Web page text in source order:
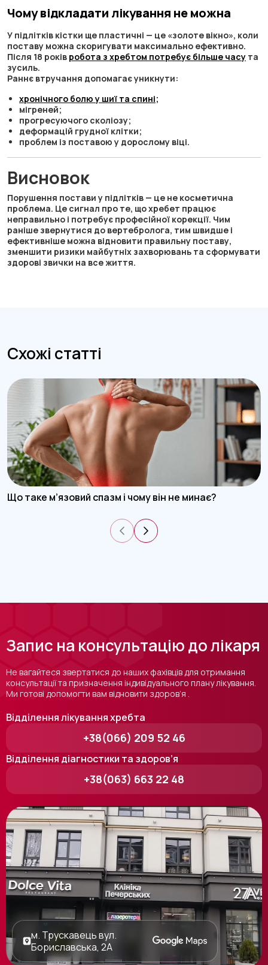
Чому відкладати лікування не можна
У підлітків кістки ще пластичні — це «золоте вікно», коли
поставу можна скоригувати максимально ефективно.
Після 18 років робота з хребтом потребує більше часу та
зусиль.
Раннє втручання допомагає уникнути:
хронічного болю у шиї та спині;
мігреней;
прогресуючого сколіозу;
деформацій грудної клітки;
проблем із поставою у дорослому віці.
Висновок
Порушення постави у підлітків — це не косметична
проблема. Це сигнал про те, що хребет працює
неправильно і потребує професійної корекції. Чим
раніше звернутися до вертебролога, тим швидше і
ефективніше можна відновити правильну поставу,
зменшити ризики майбутніх захворювань та сформувати
здорові звички на все життя.
Схожі статті
Що таке м’язовий спазм і чому він не минає?
Запис на консультацію до лікаря
Не вагайтеся звертатися до наших фахівців для отримання
консультації та призначення індивідуального плану лікування.
Ми готові допомогти вам відновити здоров’я .
Відділення лікування хребта
+38(066) 209 52 46
Відділення діагностики та здоров’я
+38(063) 663 22 48
м. Трускавець вул.
Бориславська, 2А